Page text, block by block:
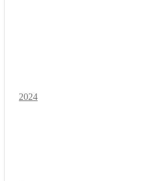
2024